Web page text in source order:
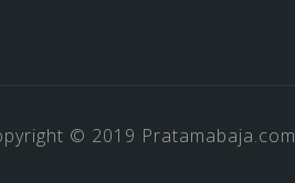
© 2019 Pratamabaja.com